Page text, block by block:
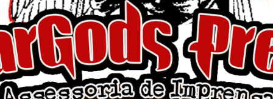
“Eclipse”, segundo
“Dreaming”